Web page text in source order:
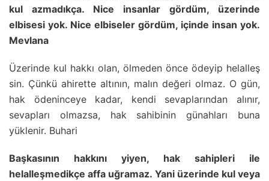
kul azmadıkça. Nice insanlar gördüm, üzerinde
elbisesi yok. Nice elbiseler gördüm, içinde insan yok.
Mevlana
Üzerinde kul hakkı olan, ölmeden önce ödeyip helalleş
sin. Çünkü ahirette altının, malın değeri olmaz. O gün,
hak ödeninceye kadar, kendi sevaplarından alınır,
sevapları olmazsa, hak sahibinin günahları buna
yüklenir. Buhari
Başkasının hakkını yiyen, hak sahipleri ile
helalleşmedikçe affa uğramaz. Yani üzerinde kul veya